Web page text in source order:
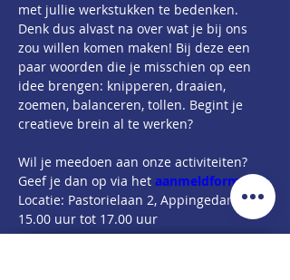
met jullie werkstukken te bedenken.
Denk dus alvast na over wat je bij ons
zou willen komen maken! Bij deze een
paar woorden die je misschien op een
idee brengen: knipperen, draaien,
zoemen, balanceren, tollen. Begint je
creatieve brein al te werken?
Wil je meedoen aan onze activiteiten?
Geef je dan op via het aanmeldformulier.
Locatie: Pastorielaan 2, AppingedamTijd:
15.00 uur tot 17.00 uur